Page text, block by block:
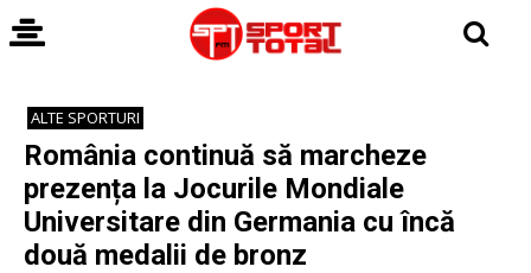
ALTE SPORTURI
România continuă să marcheze
prezența la Jocurile Mondiale
Universitare din Germania cu încă
două medalii de bronz